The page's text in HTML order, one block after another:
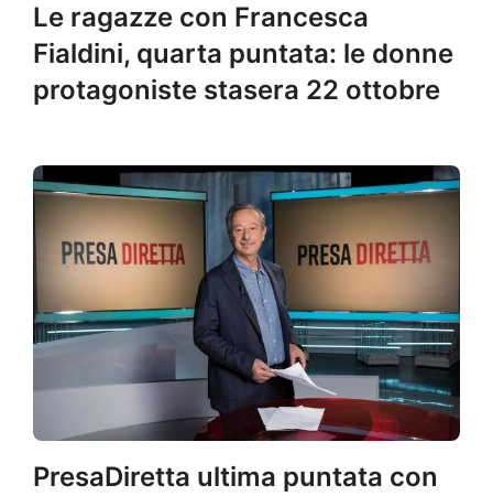
Le ragazze con Francesca
Fialdini, quarta puntata: le donne
protagoniste stasera 22 ottobre
PresaDiretta ultima puntata con